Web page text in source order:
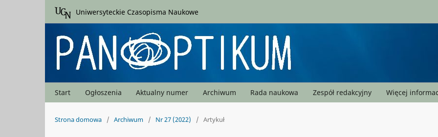
Start Ogłoszenia Aktualny numer Archiwum Rada naukowa Zespół redakcyjny Więcej
Uniwersyteckie Czasopisma Naukowe
Strona domowa / Archiwum / Nr 27 (2022) / Artykuł